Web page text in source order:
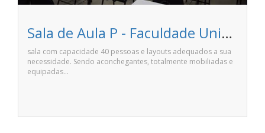
Sala de Aula P - Faculdade Unime Anhanguera de Salvador
sala com capacidade 40 pessoas e layouts adequados a sua
necessidade. Sendo aconchegantes, totalmente mobiliadas e
equipadas…